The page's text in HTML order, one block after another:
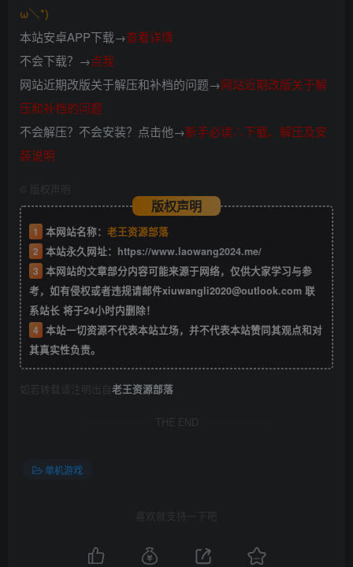
ω＼*)
本站安卓APP下载→查看详情
不会下载？→点我
网站近期改版关于解压和补档的问题→网站近期改版关于解
压和补档的问题
不会解压？不会安装？点击他→新手必读∴下载、解压及安
装说明
版权声明
版权声明
1 本网站名称： 老王资源部落
2 本站永久网址： https://www.laowang2024.me/
3 本网站的文章部分内容可能来源于网络，仅供大家学习与参
考，如有侵权或者违规请邮件xiuwangli2020@outlook.com 联
系站长 将于24小时内删除！
4 本站一切资源不代表本站立场，并不代表本站赞同其观点和对
其真实性负责。
如若转载请注明出自老王资源部落
THE END
单机游戏
喜欢就支持一下吧